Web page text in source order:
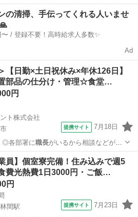
の清掃、手伝ってくれる人いませ
日給例1万円〜 / 登録不要！高時給求人多数✨
Ad
【日勤×土日祝休み×年休126日】
部品の仕分け・管理☆食堂…
円
ト株式会社
提携サイト 7月18日
◎各部署に職長がいるから相談などがし
員】個室寮完備！住み込みで週5
費光熱費1日3000円・ご飯…
円
間駅
提携サイト 7月23日